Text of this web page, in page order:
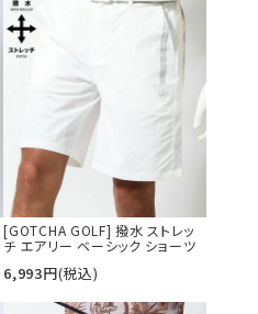
[GOTCHA GOLF] 撥水 ストレッ
チ エアリー ベーシック ショーツ
6,993円(税込)